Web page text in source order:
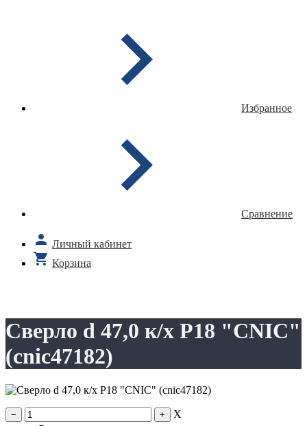
Избранное
Сравнение
Личный кабинет
Корзина
Сверло d 47,0 к/х Р18 "CNIC"
(cnic47182)
X